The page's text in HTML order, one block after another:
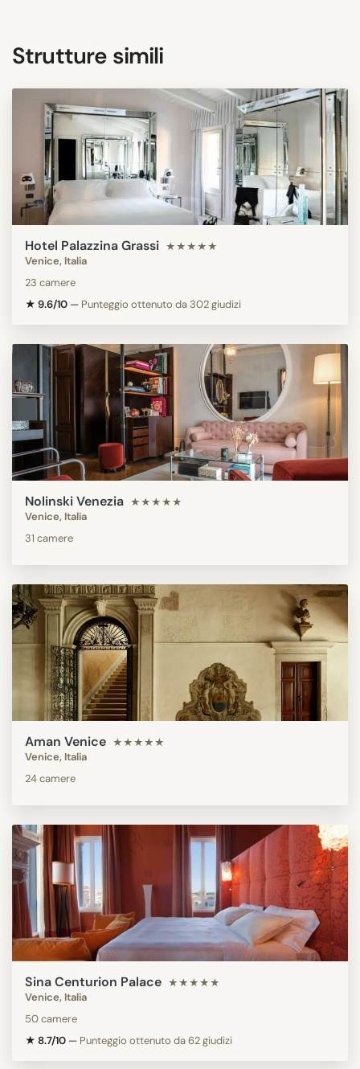
Strutture simili
Hotel Palazzina Grassi ★★★★★
Venice, Italia
23 camere
★ 9.6/10 — Punteggio ottenuto da 302 giudizi
Nolinski Venezia ★★★★★
Venice, Italia
31 camere
Aman Venice ★★★★★
Venice, Italia
24 camere
Sina Centurion Palace ★★★★★
Venice, Italia
50 camere
★ 8.7/10 — Punteggio ottenuto da 62 giudizi